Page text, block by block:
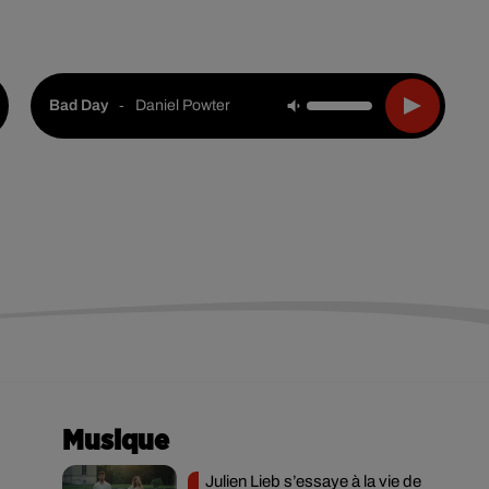
Bad Day - Daniel Powter
Musique
Julien Lieb s’essaye à la vie de